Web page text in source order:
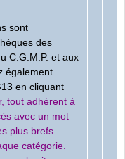
sont
des
C.G.M.P. et aux
également
en cliquant
tout adhérent à
avec un mot
plus brefs
catégorie.